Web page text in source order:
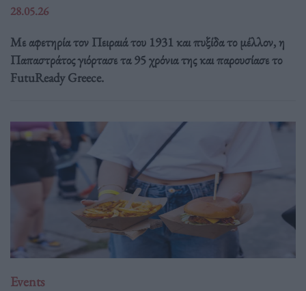
28.05.26
Με αφετηρία τον Πειραιά του 1931 και πυξίδα το μέλλον, η
Παπαστράτος γιόρτασε τα 95 χρόνια της και παρουσίασε το
FutuReady Greece.
Events